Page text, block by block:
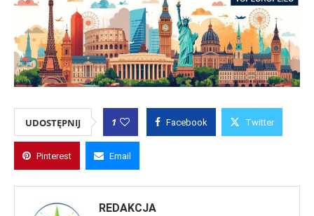
UDOSTĘPNIJ 1 Facebook Twitter
Pinterest Email
REDAKCJA